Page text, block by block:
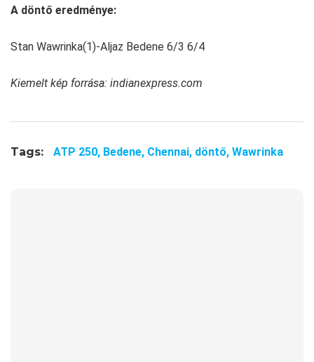
A döntő eredménye:
Stan Wawrinka(1)-Aljaz Bedene 6/3 6/4
Kiemelt kép forrása: indianexpress.com
Tags: ATP 250, Bedene, Chennai, döntő, Wawrinka